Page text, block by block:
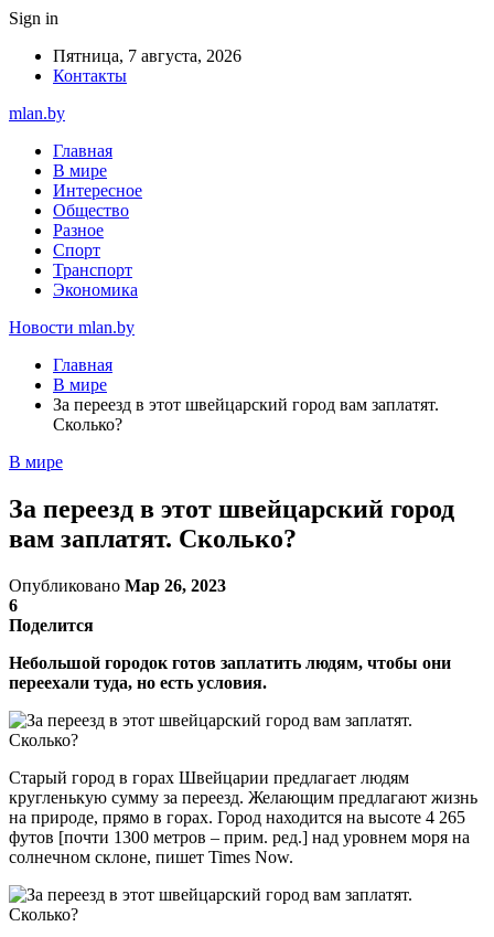
Sign in
Пятница, 7 августа, 2026
Контакты
mlan.by
Главная
В мире
Интересное
Общество
Разное
Спорт
Транспорт
Экономика
Новости mlan.by
Главная
В мире
За переезд в этот швейцарский город вам заплатят.
Сколько?
В мире
За переезд в этот швейцарский город
вам заплатят. Сколько?
Опубликовано Мар 26, 2023
6
Поделится
Небольшой городок готов заплатить людям, чтобы они
переехали туда, но есть условия.
Старый город в горах Швейцарии предлагает людям
кругленькую сумму за переезд. Желающим предлагают жизнь
на природе, прямо в горах. Город находится на высоте 4 265
футов [почти 1300 метров – прим. ред.] над уровнем моря на
солнечном склоне, пишет Times Now.